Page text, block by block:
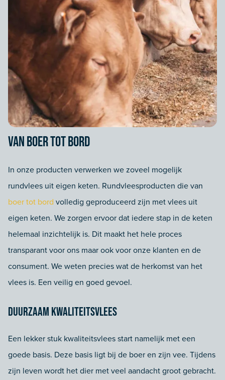
Van boer tot bord
In onze producten verwerken we zoveel mogelijk
rundvlees uit eigen keten. Rundvleesproducten die van
boer tot bord volledig geproduceerd zijn met vlees uit
eigen keten. We zorgen ervoor dat iedere stap in de keten
helemaal inzichtelijk is. Dit maakt het hele proces
transparant voor ons maar ook voor onze klanten en de
consument. We weten precies wat de herkomst van het
vlees is. Een veilig en goed gevoel.
Duurzaam kwaliteitsvlees
Een lekker stuk kwaliteitsvlees start namelijk met een
goede basis. Deze basis ligt bij de boer en zijn vee. Tijdens
zijn leven wordt het dier met veel aandacht groot gebracht.